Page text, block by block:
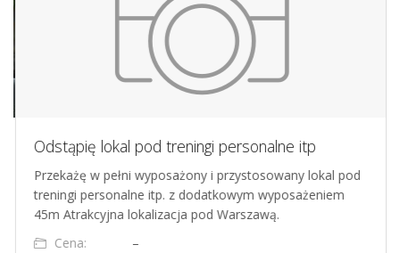
Odstąpię lokal pod treningi personalne itp
Przekażę w pełni wyposażony i przystosowany lokal pod
treningi personalne itp. z dodatkowym wyposażeniem
45m Atrakcyjna lokalizacja pod Warszawą.
Cena:
–